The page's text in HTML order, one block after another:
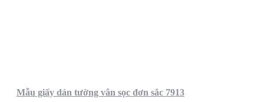
Mẫu giấy dán tường vân sọc đơn sắc 7913